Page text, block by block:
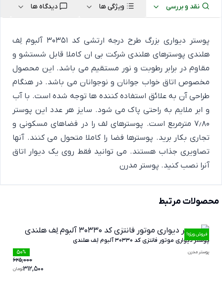
نقد و بررسی ویژگی ها دیدگاه ها
پوستر دیواری بزرگ طرح درجه ارتشی کد 30351 آلبوم لِف
هلندی پوسترهای هلندی شرکت بی ان کاملا قابل شستشو و
مقاوم در برابر رطوبت و نور مستقیم می باشد. این محصول
مخصوص اتاق خواب جوانان و نوجوانان می باشد. در هنگام
طراحی آن به علائق استفاده کننده ها توجه شده است. با آب
و ابر ملایم به راحتی پاک می شود. سایز هر عدد این پوستر
7٫80 مترمربع است. پوسترهای لف را در فضاهای مسکونی و
تجاری بکار برید. پوسترها فضا را کاملا متحول می کنند. آنها
تصاویری جذاب هستند. می توانید فقط روی یک دیوار اتاق
آنرا نصب کنید. پوستر مدرن
محصولات مرتبط
فروش ویژه!
پوستر دیواری موتور فانتزی کد 30330 آلبوم لِف هلندی
پوستر مدرن %
50
625,000
تومان312,500